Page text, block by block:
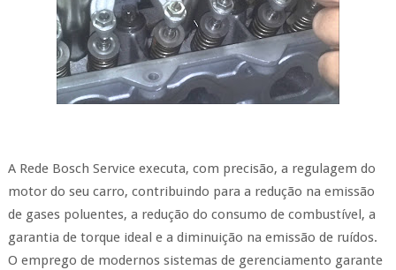
A Rede Bosch Service executa, com precisão, a regulagem do
motor do seu carro, contribuindo para a redução na emissão
de gases poluentes, a redução do consumo de combustível, a
garantia de torque ideal e a diminuição na emissão de ruídos.
O emprego de modernos sistemas de gerenciamento garante